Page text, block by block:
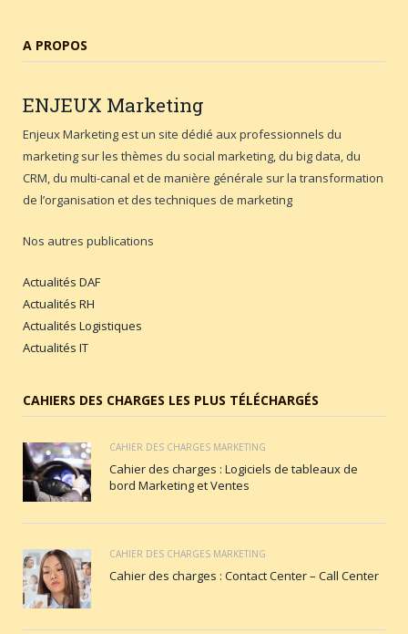
A PROPOS
ENJEUX Marketing
Enjeux Marketing est un site dédié aux professionnels du
marketing sur les thèmes du social marketing, du big data, du
CRM, du multi-canal et de manière générale sur la transformation
de l’organisation et des techniques de marketing
Nos autres publications
Actualités DAF
Actualités RH
Actualités Logistiques
Actualités IT
CAHIERS DES CHARGES LES PLUS TÉLÉCHARGÉS
CAHIER DES CHARGES MARKETING
Cahier des charges : Logiciels de tableaux de
bord Marketing et Ventes
CAHIER DES CHARGES MARKETING
Cahier des charges : Contact Center – Call Center